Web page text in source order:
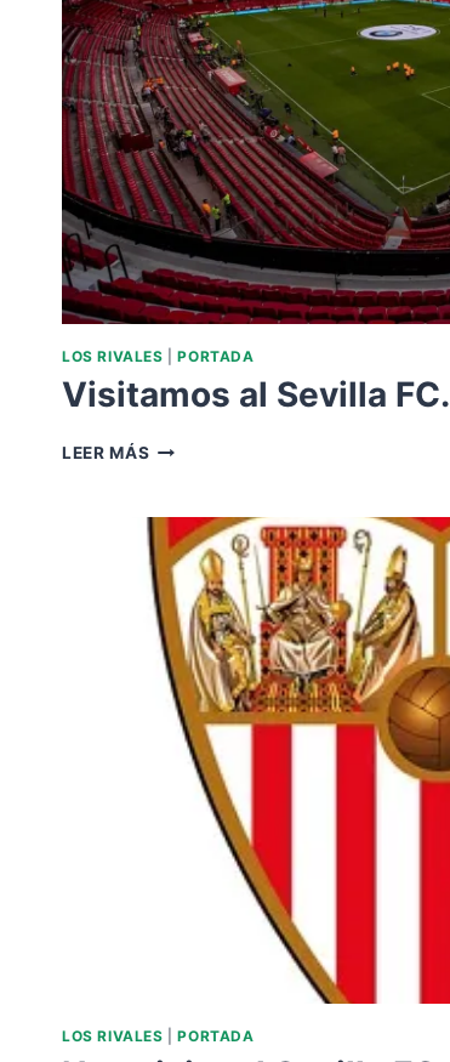
LOS RIVALES |PORTADA
Visitamos al Sevilla FC.
LEER MÁS VISITAMOS
FC.
LOS RIVALES |PORTADA